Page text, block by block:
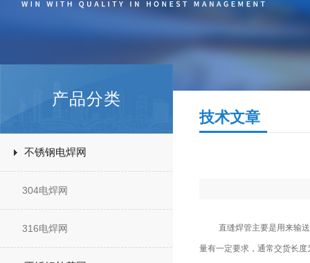
产品分类
不锈钢电焊网
304电焊网
316电焊网
技术文章
直缝焊管主要是用来输送
量有一定要求，通常交货长